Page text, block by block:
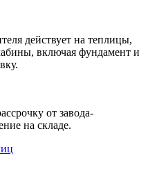
действует на теплицы,
включая фундамент и
от завода-
на складе.